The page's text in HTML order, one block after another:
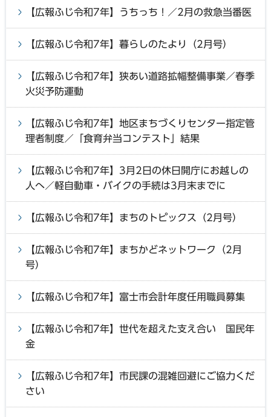
【広報ふじ令和7年】うちっち！／2月の救急当番医
【広報ふじ令和7年】暮らしのたより（2月号）
【広報ふじ令和7年】狭あい道路拡幅整備事業／春季
火災予防運動
【広報ふじ令和7年】地区まちづくりセンター指定管
理者制度／「食育弁当コンテスト」結果
【広報ふじ令和7年】3月2日の休日開庁にお越しの
人へ／軽自動車・バイクの手続は3月末までに
【広報ふじ令和7年】まちのトピックス（2月号）
【広報ふじ令和7年】まちかどネットワーク（2月
号）
【広報ふじ令和7年】富士市会計年度任用職員募集
【広報ふじ令和7年】世代を超えた支え合い 国民年
金
【広報ふじ令和7年】市民課の混雑回避にご協力くだ
さい